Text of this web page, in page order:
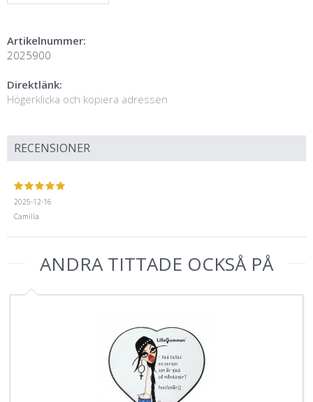
Artikelnummer:
2025900
Direktlänk:
Högerklicka och kopiera adressen
RECENSIONER
2025-12-16
Camilla
ANDRA TITTADE OCKSÅ PÅ